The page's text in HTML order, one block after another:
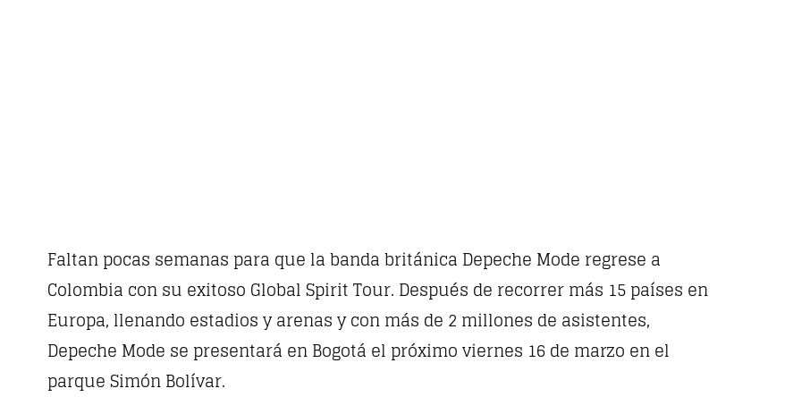
Faltan pocas semanas para que la banda británica Depeche Mode regrese a
Colombia con su exitoso Global Spirit Tour. Después de recorrer más 15 países en
Europa, llenando estadios y arenas y con más de 2 millones de asistentes,
Depeche Mode se presentará en Bogotá el próximo viernes 16 de marzo en el
parque Simón Bolívar.